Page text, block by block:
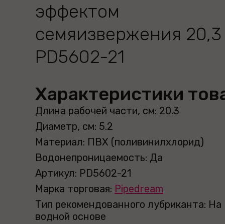
эффектом
семяизвержения
PD5602-21
Характеристики
Длина рабочей части, см: 20.3
Диаметр, см: 5.2
Материал: ПВХ (поливинилхлорид)
Водонепроницаемость: Да
Артикул: PD5602-21
Марка торговая: Pipedream
Тип рекомендованного лубриканта: На
водной основе